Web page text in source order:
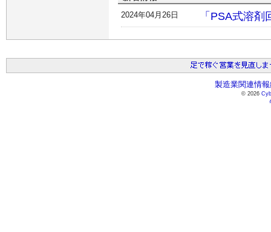
2024年04月26日 「PSA式溶
製造業関連情
© 2026